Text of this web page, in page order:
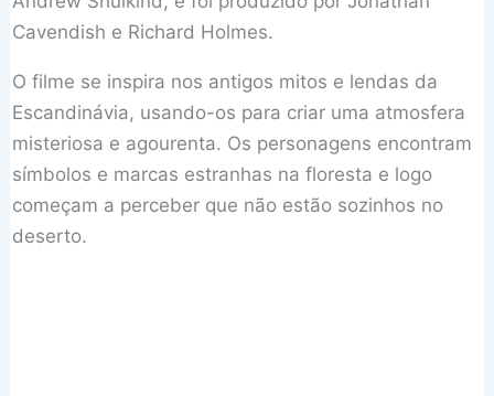
Cavendish e Richard Holmes.
O filme se inspira nos antigos mitos e lendas da
Escandinávia, usando-os para criar uma atmosfera
misteriosa e agourenta. Os personagens encontram
símbolos e marcas estranhas na floresta e logo
começam a perceber que não estão sozinhos no
deserto.